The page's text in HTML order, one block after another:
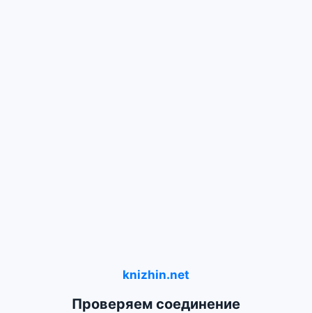
knizhin.net
Проверяем соединение